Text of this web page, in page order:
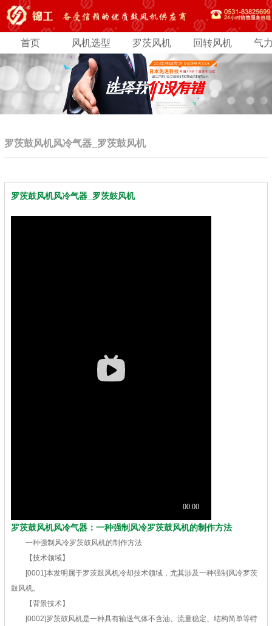
首页 风机选型 罗茨风机 回转风机 气
罗茨鼓风机风冷气器_罗茨鼓风机
罗茨鼓风机风冷气器_罗茨鼓风机
罗茨鼓风机风冷气器：一种强制风冷罗茨鼓风机的制作方法
一种强制风冷罗茨鼓风机的制作方法
【技术领域】
[0001]本发明属于罗茨鼓风机冷却技术领域，尤其涉及一种强制风冷罗茨
鼓风机。
【背景技术】
[0002]罗茨鼓风机是一种具有输送气体不含油、流量稳定、结构简单等特